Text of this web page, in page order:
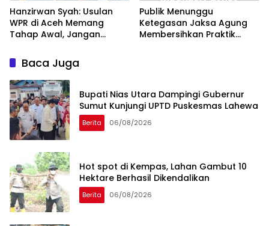
Hanzirwan Syah: Usulan
WPR di Aceh Memang
Tahap Awal, Jangan
Publik Menunggu
Ketegasan Jaksa Agung
Membersihkan Praktik
Baca Juga
Bupati Nias Utara Dampingi Gubernur
Sumut Kunjungi UPTD Puskesmas Lahewa
Berita 06/08/2026
Hot spot di Kempas, Lahan Gambut 10
Hektare Berhasil Dikendalikan
Berita 06/08/2026